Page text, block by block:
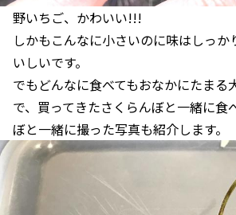
野いちご、かわいい!!!
しかもこんなに小さいのに味はしっ
いしいです。
でもどんなに食べてもおなかにたまる
で、買ってきたさくらんぼと一緒に食
ぼと一緒に撮った写真も紹介します。